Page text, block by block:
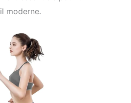
moderne.